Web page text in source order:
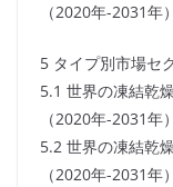
（2020年-2031年）
5 タイプ別市場セ
5.1 世界の凍結乾
（2020年-2031年）
5.2 世界の凍結乾
（2020年-2031年）